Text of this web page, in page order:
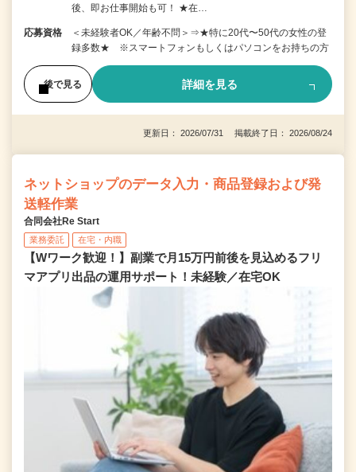
後、即お仕事開始も可！ ★在…
応募資格
＜未経験者OK／年齢不問＞⇒★特に20代〜50代の女性の登
録多数★ ※スマートフォンもしくはパソコンをお持ちの方
後で見る 詳細を見る
更新日： 2026/07/31 掲載終了日： 2026/08/24
ネットショップのデータ入力・商品登録および発
送軽作業
合同会社Re Start
業務委託 在宅・内職
【Wワーク歓迎！】副業で月15万円前後を見込めるフリ
マアプリ出品の運用サポート！未経験／在宅OK